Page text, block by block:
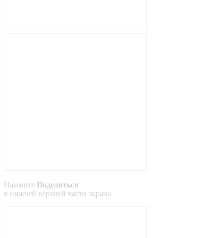
Нажмите Поделиться
в нижней верхней части экрана